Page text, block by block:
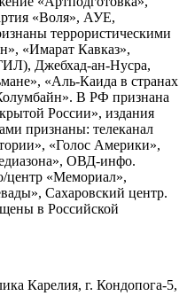
«Воля», АУЕ,
террористическими
«Имарат Кавказ»,
Джебхад-ан-Нусра,
«Аль-Каида в странах
В РФ признана
России», издания
признаны: телеканал
«Голос Америки»,
ОВД-инфо.
центр «Мемориал»,
Сахаровский центр.
в Российской
Карелия, г. Кондопога-5,